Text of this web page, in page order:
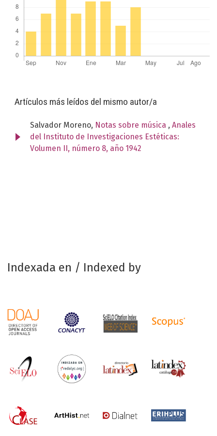
Artículos más leídos del mismo autor/a
Salvador Moreno, Notas sobre música , Anales
del Instituto de Investigaciones Estéticas:
Volumen II, número 8, año 1942
Indexada en / Indexed by